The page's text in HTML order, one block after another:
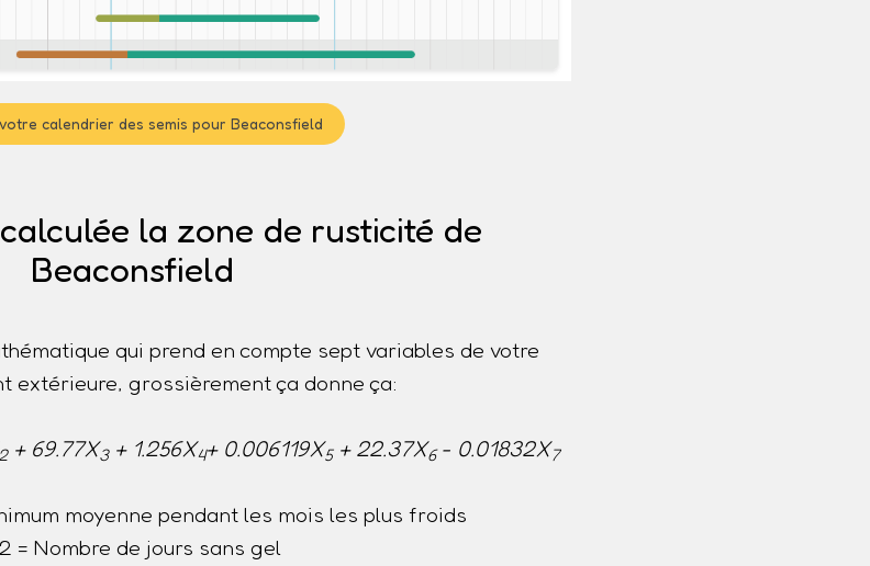
calendrier des semis pour Beaconsfield
la zone de rusticité de
Beaconsfield
qui prend en compte sept variables de votre
extérieure, grossièrement ça donne ça:
2+ 69.77X3+ 1.256X4+ 0.006119X5+ 22.37X6- 0.01832X7
moyenne pendant les mois les plus froids
= Nombre de jours sans gel